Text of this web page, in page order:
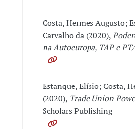
Costa, Hermes Augusto;
Carvalho da (2020),
na Autoeuropa, TAP e
Estanque, Elísio; Costa,
(2020), Trade Union
Scholars Publishing